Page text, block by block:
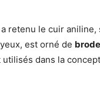
retenu le cuir
est orné de
dans la